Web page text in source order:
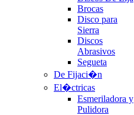
Brocas
Disco para
Sierra
Discos
Abrasivos
Segueta
De Fijaci�n
El�ctricas
Esmeriladora y
Pulidora